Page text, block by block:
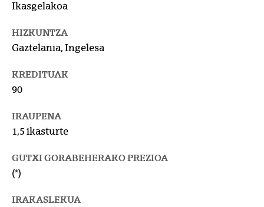
Ikasgelakoa
HIZKUNTZA
Gaztelania, Ingelesa
KREDITUAK
90
IRAUPENA
1,5 ikasturte
GUTXI GORABEHERAKO PREZIOA
(*)
IRAKASLEKUA